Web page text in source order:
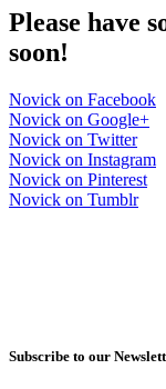
Please have
soon!
Novick on Facebook
Novick on Google+
Novick on Twitter
Novick on Instagram
Novick on Pinterest
Novick on Tumblr
Subscribe to our